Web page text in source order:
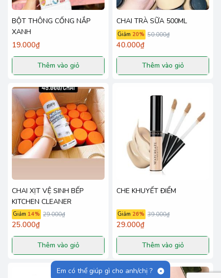
BỘT THÔNG CỐNG NẮP
XANH
19.000₫
Thêm vào giỏ
CHAI TRÀ SỮA 500ML
Giảm 20% 50.000₫
40.000₫
Thêm vào giỏ
CHAI XỊT VỆ SINH BẾP
KITCHEN CLEANER
Giảm 14% 29.000₫
25.000₫
Thêm vào giỏ
CHE KHUYẾT ĐIỂM
Giảm 26% 39.000₫
29.000₫
Thêm vào giỏ
Em có thể giúp gì cho anh/chị ?